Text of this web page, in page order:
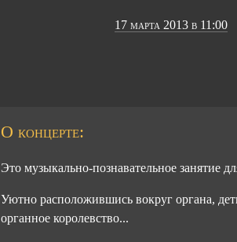
17 марта 2013 в 11:00
О концерте:
Это музыкально-познавательное занятие
Уютно расположившись вокруг органа,
органное королевство...